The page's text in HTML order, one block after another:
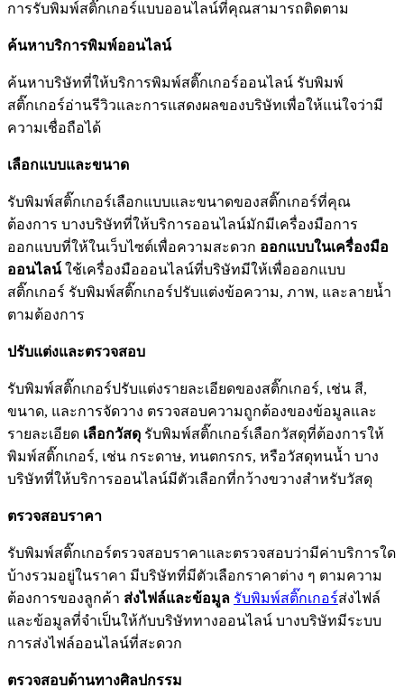
การรับพิมพ์สติ๊กเกอร์แบบออนไลน์ที่คุณสามารถติดตาม
ค้นหาบริการพิมพ์ออนไลน์
ค้นหาบริษัทที่ให้บริการพิมพ์สติ๊กเกอร์ออนไลน์ รับพิมพ์
สติ๊กเกอร์อ่านรีวิวและการแสดงผลของบริษัทเพื่อให้แน่ใจว่ามี
ความเชื่อถือได้
เลือกแบบและขนาด
รับพิมพ์สติ๊กเกอร์เลือกแบบและขนาดของสติ๊กเกอร์ที่คุณ
ต้องการ บางบริษัทที่ให้บริการออนไลน์มักมีเครื่องมือการ
ออกแบบที่ให้ในเว็บไซต์เพื่อความสะดวก ออกแบบในเครื่องมือ
ออนไลน์ใช้เครื่องมือออนไลน์ที่บริษัทมีให้เพื่อออกแบบ
สติ๊กเกอร์ รับพิมพ์สติ๊กเกอร์ปรับแต่งข้อความ, ภาพ, และลายน้ำ
ตามต้องการ
ปรับแต่งและตรวจสอบ
รับพิมพ์สติ๊กเกอร์ปรับแต่งรายละเอียดของสติ๊กเกอร์, เช่น สี,
ขนาด, และการจัดวาง ตรวจสอบความถูกต้องของข้อมูลและ
รายละเอียด เลือกวัสดุ รับพิมพ์สติ๊กเกอร์เลือกวัสดุที่ต้องการให้
พิมพ์สติ๊กเกอร์, เช่น กระดาษ, ทนตกรกร, หรือวัสดุทนน้ำ บาง
บริษัทที่ให้บริการออนไลน์มีตัวเลือกที่กว้างขวางสำหรับวัสดุ
ตรวจสอบราคา
รับพิมพ์สติ๊กเกอร์ตรวจสอบราคาและตรวจสอบว่ามีค่าบริการใด
บ้างรวมอยู่ในราคา มีบริษัทที่มีตัวเลือกราคาต่าง ๆ ตามความ
ต้องการของลูกค้า ส่งไฟล์และข้อมูล รับพิมพ์สติ๊กเกอร์ส่งไฟล์
และข้อมูลที่จำเป็นให้กับบริษัททางออนไลน์ บางบริษัทมีระบบ
การส่งไฟล์ออนไลน์ที่สะดวก
ตรวจสอบด้านทางศิลปกรรม